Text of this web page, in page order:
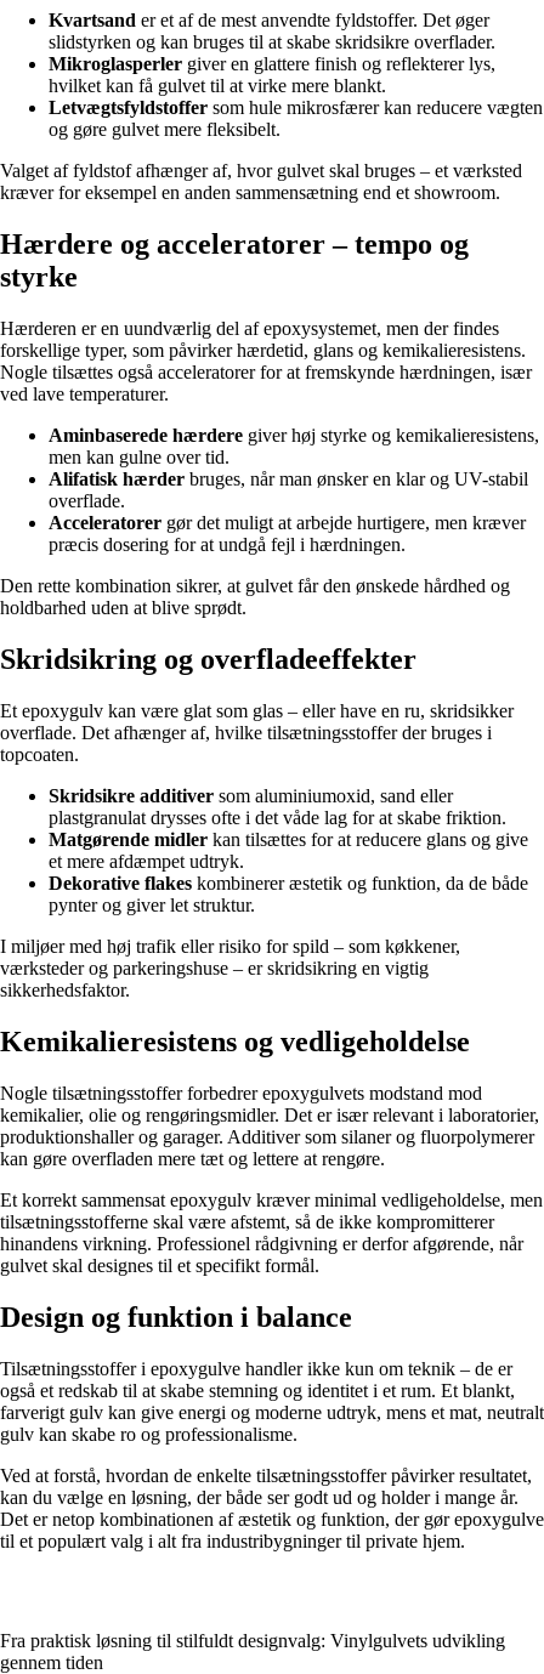
Kvartsand er et af de mest anvendte fyldstoffer. Det øger
slidstyrken og kan bruges til at skabe skridsikre overflader.
Mikroglasperler giver en glattere finish og reflekterer lys,
hvilket kan få gulvet til at virke mere blankt.
Letvægtsfyldstoffer som hule mikrosfærer kan reducere vægten
og gøre gulvet mere fleksibelt.
Valget af fyldstof afhænger af, hvor gulvet skal bruges – et værksted
kræver for eksempel en anden sammensætning end et showroom.
Hærdere og acceleratorer – tempo og
styrke
Hærderen er en uundværlig del af epoxysystemet, men der findes
forskellige typer, som påvirker hærdetid, glans og kemikalieresistens.
Nogle tilsættes også acceleratorer for at fremskynde hærdningen, især
ved lave temperaturer.
Aminbaserede hærdere giver høj styrke og kemikalieresistens,
men kan gulne over tid.
Alifatisk hærder bruges, når man ønsker en klar og UV-stabil
overflade.
Acceleratorer gør det muligt at arbejde hurtigere, men kræver
præcis dosering for at undgå fejl i hærdningen.
Den rette kombination sikrer, at gulvet får den ønskede hårdhed og
holdbarhed uden at blive sprødt.
Skridsikring og overfladeeffekter
Et epoxygulv kan være glat som glas – eller have en ru, skridsikker
overflade. Det afhænger af, hvilke tilsætningsstoffer der bruges i
topcoaten.
Skridsikre additiver som aluminiumoxid, sand eller
plastgranulat drysses ofte i det våde lag for at skabe friktion.
Matgørende midler kan tilsættes for at reducere glans og give
et mere afdæmpet udtryk.
Dekorative flakes kombinerer æstetik og funktion, da de både
pynter og giver let struktur.
I miljøer med høj trafik eller risiko for spild – som køkkener,
værksteder og parkeringshuse – er skridsikring en vigtig
sikkerhedsfaktor.
Kemikalieresistens og vedligeholdelse
Nogle tilsætningsstoffer forbedrer epoxygulvets modstand mod
kemikalier, olie og rengøringsmidler. Det er især relevant i laboratorier,
produktionshaller og garager. Additiver som silaner og fluorpolymerer
kan gøre overfladen mere tæt og lettere at rengøre.
Et korrekt sammensat epoxygulv kræver minimal vedligeholdelse, men
tilsætningsstofferne skal være afstemt, så de ikke kompromitterer
hinandens virkning. Professionel rådgivning er derfor afgørende, når
gulvet skal designes til et specifikt formål.
Design og funktion i balance
Tilsætningsstoffer i epoxygulve handler ikke kun om teknik – de er
også et redskab til at skabe stemning og identitet i et rum. Et blankt,
farverigt gulv kan give energi og moderne udtryk, mens et mat, neutralt
gulv kan skabe ro og professionalisme.
Ved at forstå, hvordan de enkelte tilsætningsstoffer påvirker resultatet,
kan du vælge en løsning, der både ser godt ud og holder i mange år.
Det er netop kombinationen af æstetik og funktion, der gør epoxygulve
til et populært valg i alt fra industribygninger til private hjem.
Fra praktisk løsning til stilfuldt designvalg: Vinylgulvets udvikling
gennem tiden